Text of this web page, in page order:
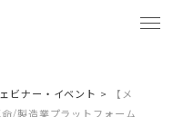
ビナー・イベント >
【メ
/製造業プラットフォーム